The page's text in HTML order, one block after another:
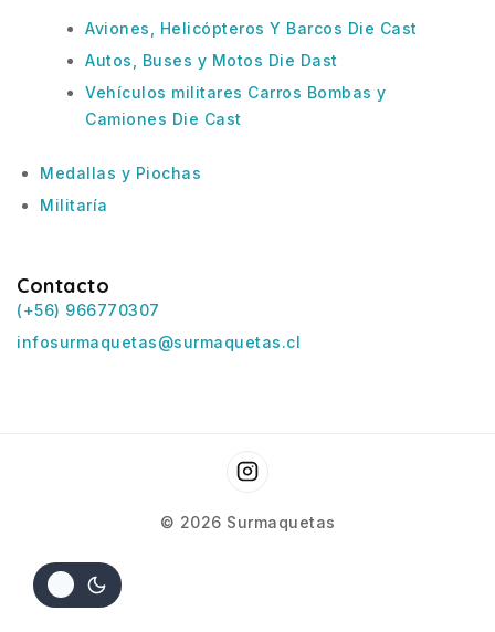
Aviones, Helicópteros Y Barcos Die Cast
Autos, Buses y Motos Die Dast
Vehículos militares Carros Bombas y
Camiones Die Cast
Medallas y Piochas
Militaría
Contacto
(+56) 966770307
infosurmaquetas@surmaquetas.cl
© 2026 Surmaquetas